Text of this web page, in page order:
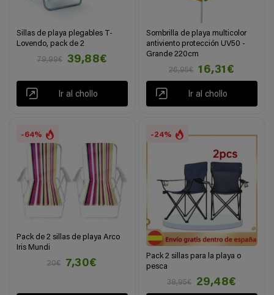
Sillas de playa plegables T-
Lovendo, pack de 2
79,99€
39,88€
Ir al chollo
Sombrilla de playa multicolor
antiviento protección UV50 -
Grande 220cm
26,95€
16,31€
Ir al chollo
-64%
Pack de 2 sillas de playa Arco
Iris Mundi
20€
7,30€
-24%
Pack 2 sillas para la playa o
pesca
38,95€
29,48€